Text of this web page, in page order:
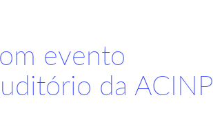
evento
da ACINP